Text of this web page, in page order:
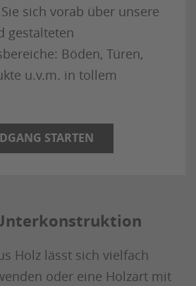
sich vorab über unsere
gestalteten
Böden, Türen,
u.v.m. in tollem
STARTEN
Holz lässt sich vielfach
oder eine Holzart mit